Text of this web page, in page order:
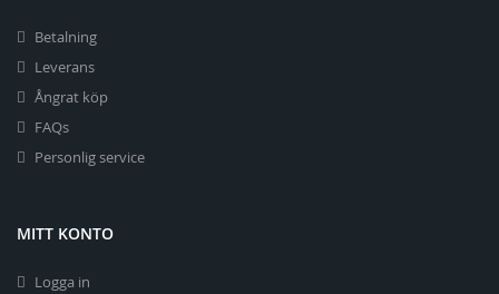
Betalning
Leverans
Ångrat köp
FAQs
Personlig service
MITT KONTO
Logga in